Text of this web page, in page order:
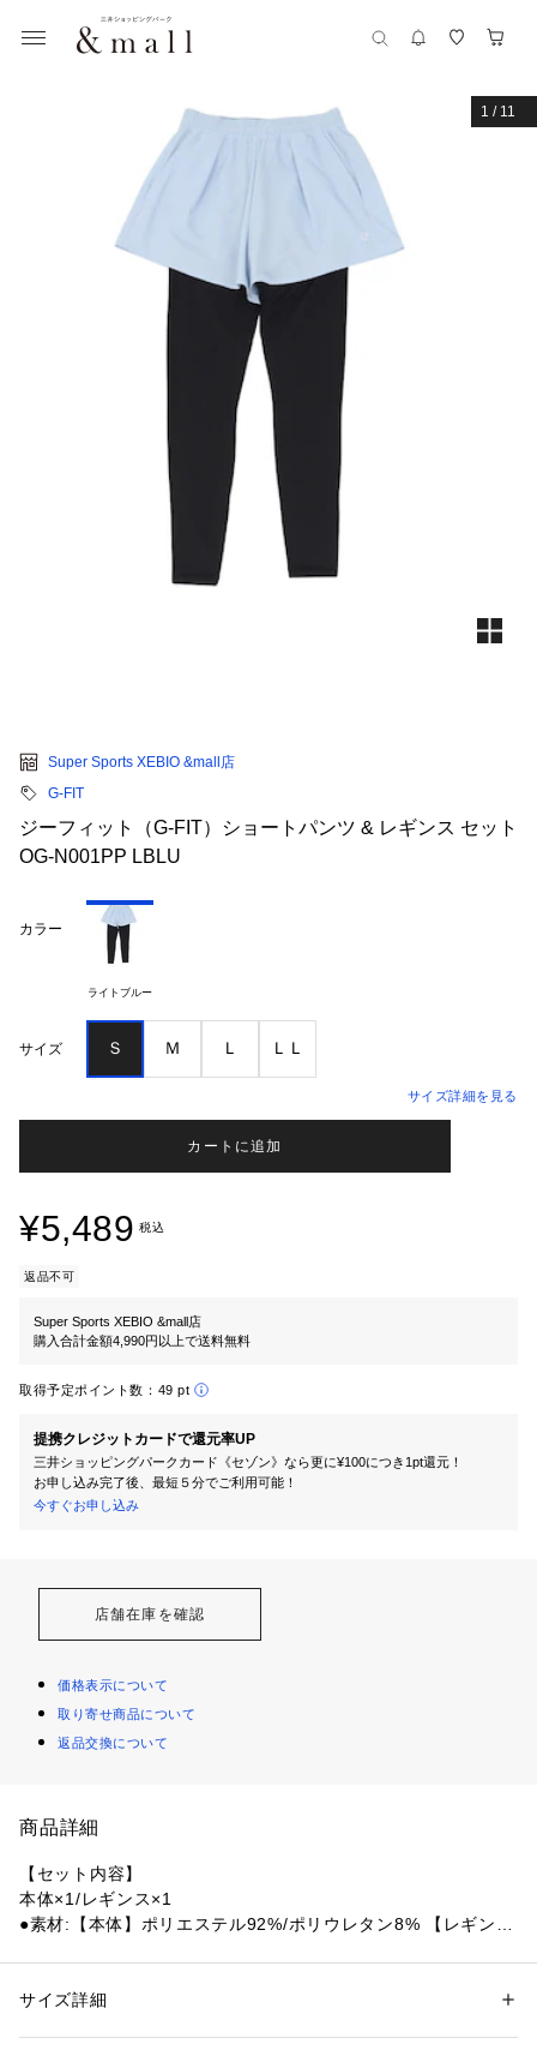
1 / 11
Super Sports XEBIO &mall店
G-FIT
ジーフィット（G-FIT）ショートパンツ & レギンス セット
OG-N001PP LBLU
カラー
ライトブルー
サイズ Ｓ Ｍ Ｌ ＬＬ
サイズ詳細を見る
カートに追加
¥5,489 税込
返品不可
Super Sports XEBIO &mall店
購入合計金額4,990円以上で送料無料
取得予定ポイント数： 49 pt
提携クレジットカードで還元率UP
三井ショッピングパークカード《セゾン》なら更に¥100につき1pt還元！
お申し込み完了後、最短５分でご利用可能！
今すぐお申し込み
店舗在庫を確認
価格表示について
取り寄せ商品について
返品交換について
商品詳細
【セット内容】
本体×1/レギンス×1
●素材:【本体】ポリエステル92%/ポリウレタン8% 【レギン
【ジーフィットメーカーサイズチャート】※商品によってサイ
性別：レディース
グ ＞ ヨガ・フィットネス・トレーニングウェア
サイズ詳細